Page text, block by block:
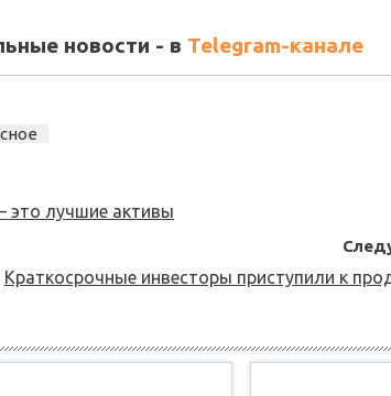
новости - в Telegram-канале
это лучшие активы
Краткосрочные инвесторы приступили к